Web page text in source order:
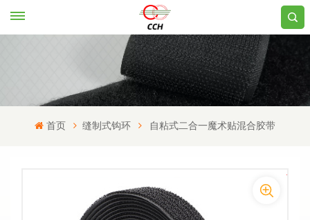
首页 缝制式钩环 自粘式二合一魔术贴混合胶带